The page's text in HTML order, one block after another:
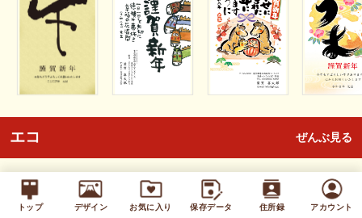
トップ デザイン お気に入り 保存データ 住所録 アカウント
エコ ぜんぶ見る